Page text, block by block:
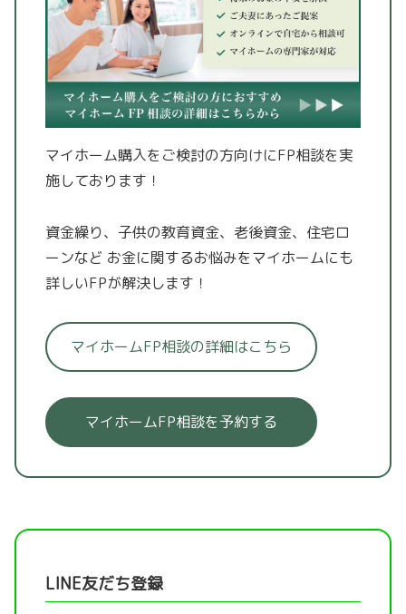
マイホーム購入をご検討の方向けにFP相談を実
施しております！
資金繰り、子供の教育資金、老後資金、住宅ロ
ーンなど お金に関するお悩みをマイホームにも
詳しいFPが解決します！
マイホームFP相談の詳細はこちら
マイホームFP相談を予約する
LINE友だち登録